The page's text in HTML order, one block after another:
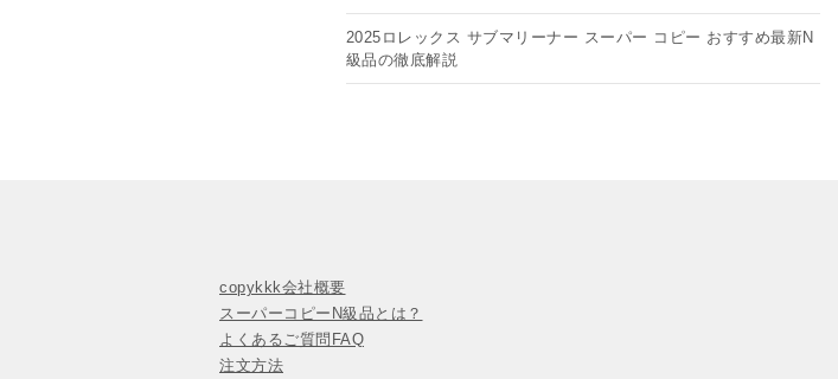
2025ロレックス サブマリーナー スーパー コピー おすすめ最新N
級品の徹底解説
copykkk会社概要
スーパーコピーN級品とは？
よくあるご質問FAQ
注文方法